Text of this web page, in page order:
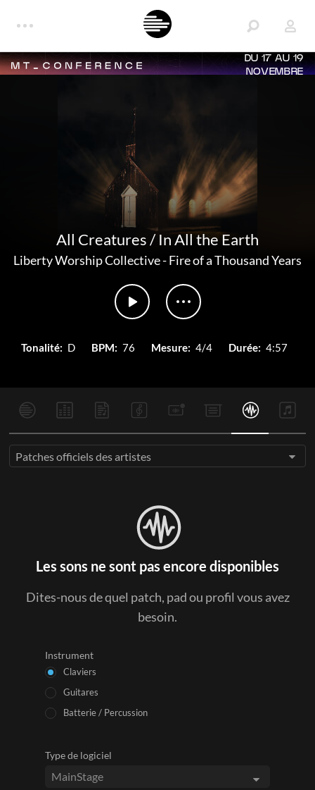
DU 17 AU 19
NOVEMBRE
All Creatures / In All the Earth
Liberty Worship Collective-Fire of a Thousand Years
Tonalité: D BPM: 76 Mesure: 4/4 Durée: 4:57
Patches officiels des artistes
Les sons ne sont pas encore disponibles
Dites-nous de quel patch, pad ou profil vous avez
besoin.
Instrument
Claviers
Guitares
Batterie / Percussion
Type de logiciel